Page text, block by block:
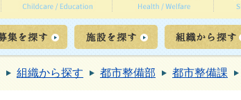
組織から探す 都市整備部 都市整備課